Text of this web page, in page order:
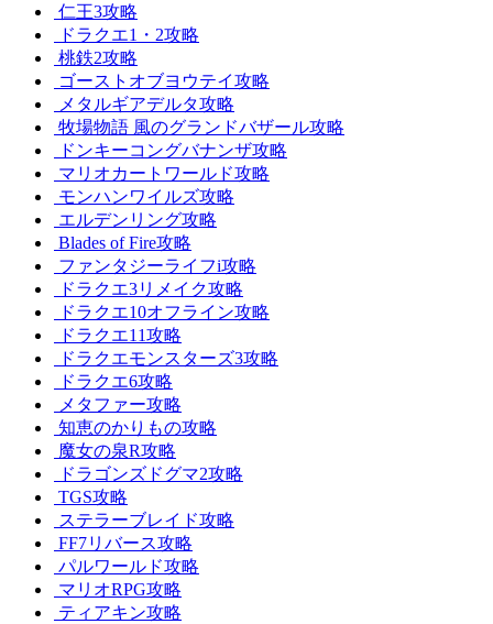
仁王3攻略
ドラクエ1・2攻略
桃鉄2攻略
ゴーストオブヨウテイ攻略
メタルギアデルタ攻略
牧場物語 風のグランドバザール攻略
ドンキーコングバナンザ攻略
マリオカートワールド攻略
モンハンワイルズ攻略
エルデンリング攻略
Blades of Fire攻略
ファンタジーライフi攻略
ドラクエ3リメイク攻略
ドラクエ10オフライン攻略
ドラクエ11攻略
ドラクエモンスターズ3攻略
ドラクエ6攻略
メタファー攻略
知恵のかりもの攻略
魔女の泉R攻略
ドラゴンズドグマ2攻略
TGS攻略
ステラーブレイド攻略
FF7リバース攻略
パルワールド攻略
マリオRPG攻略
ティアキン攻略